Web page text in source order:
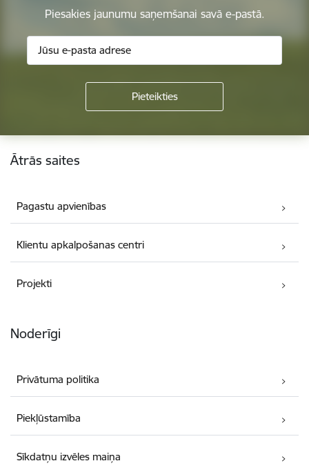
Piesakies jaunumu saņemšanai savā e-pastā.
Kājene
Ātrās saites
Pagastu apvienības
Klientu apkalpošanas centri
Projekti
Noderīgi
Privātuma politika
Piekļūstamība
Sīkdatņu izvēles maiņa